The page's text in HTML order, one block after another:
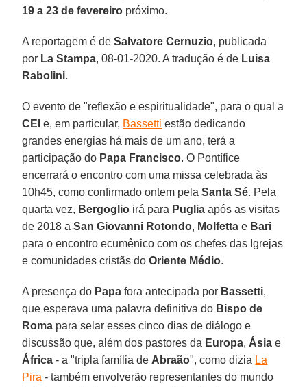
19 a 23 de fevereiro próximo.
A reportagem é deSalvatore Cernuzio, publicada
por La Stampa, 08-01-2020. A tradução é de Luisa
Rabolini.
O evento de "reflexão e espiritualidade", para o qual a
CEI e, em particular, Bassetti estão dedicando
grandes energias há mais de um ano, terá a
participação do Papa Francisco. O Pontífice
encerrará o encontro com uma missa celebrada às
10h45, como confirmado ontem pelaSanta Sé. Pela
quarta vez, Bergoglio irá para Puglia após as visitas
de 2018 aSan Giovanni Rotondo, Molfetta e Bari
para o encontro ecumênico com os chefes das Igrejas
e comunidades cristãs doOriente Médio.
A presença do Papa fora antecipada por Bassetti,
que esperava uma palavra definitiva do Bispo de
Roma para selar esses cinco dias de diálogo e
discussão que, além dos pastores da Europa, Ásia e
África - a "tripla família de Abraão", como dizia La
Pira - também envolverão representantes do mundo